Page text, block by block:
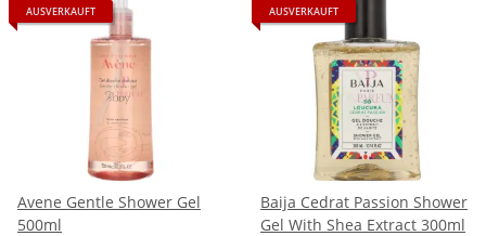
AUSVERKAUFT
Avene Gentle Shower Gel
500ml
AUSVERKAUFT
Baija Cedrat Passion Shower
Gel With Shea Extract 300ml